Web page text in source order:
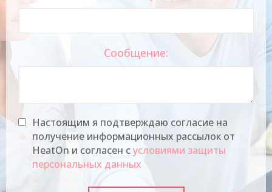
Сообщение:
Настоящим я подтверждаю согласие на
получение информационных рассылок от
HeatOn и согласен сусловиями защиты
персональных данных